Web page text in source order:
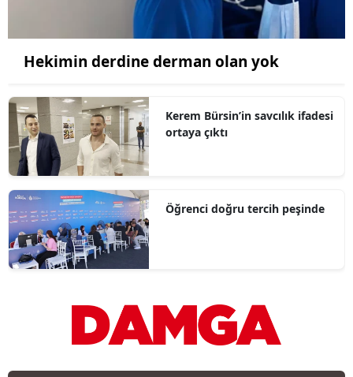
Hekimin derdine derman olan yok
Kerem Bürsin’in savcılık ifadesi
ortaya çıktı
Öğrenci doğru tercih peşinde